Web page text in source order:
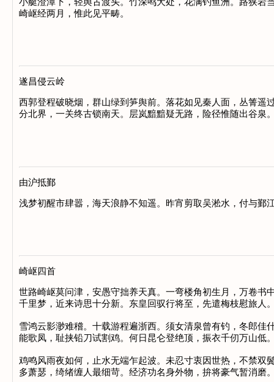
崎岖经两月，惟此见平畴。
遂昌侵云岭
西郭登程破晓烟，群山绿到笋舆前。落花如见秦人面，丛箐遥
分北界，一关终古锁南天。层岚黯黯疑无路，险径惟随出谷泉
由沪抵鄞
浅梦初醒市肆嚣，海天浪静不知遥。昨宵剪取吴淞水，付与鄞
崎岖四首
世路崎岖莫问津，安愚守拙养天真。一弯楼角初生月，万卷书
千里梦，近来诗思十分新。东皇回驭行将至，先遣梅枝慰旅人
雪鸿云影渺难稽。十载游程遍浙西。须女清泉曾有钓，冬郎佳
能歌凤，耻挟铅刀试割鸡。何日昆仑登绝顶，振衣千仞万山低
鸡鸣风雨夜如何，止水无端乍起波。未忍寸衷因世热，不禁双
多萧瑟，绮绪缠人最细苛。经济功名身外物，拚将豪气暂消磨